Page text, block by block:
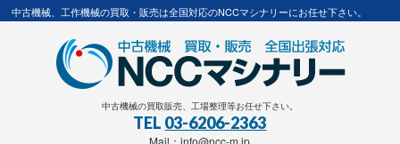
中古機械、工作機械の買取・販売は全国対応のNCCマシナリーにお任せ下さい。
中古機械の買取販売、工場整理等お任せ下さい。
TEL 03-6206-2363
Mail：info@ncc-m.jp